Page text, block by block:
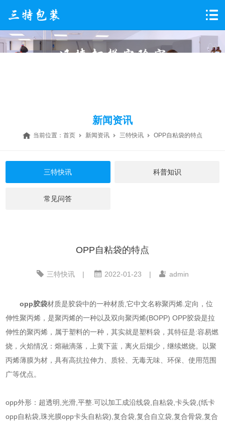
新闻资讯
当前位置： 首页 新闻资讯 三特快讯 OPP自粘袋的特点
三特快讯 科普知识
常见问答
OPP自粘袋的特点
三特快讯 | 2022-01-23 | admin
opp胶袋材质是胶袋中的一种材质,它中文名称聚丙烯.定向，位
伸性聚丙烯，是聚丙烯的一种以及双向聚丙烯(BOPP) OPP胶袋是拉
伸性的聚丙烯，属于塑料的一种，其实就是塑料袋，其特征是:容易燃
烧，火焰情况：熔融滴落，上黄下蓝，离火后烟少，继续燃烧。以聚
丙烯薄膜为材，具有高抗拉伸力、质轻、无毒无味、环保、使用范围
广等优点。
opp外形：超透明,光滑,平整.可以加工成沿线袋,自粘袋,卡头袋,(纸卡
opp自粘袋,珠光膜opp卡头自粘袋),复合袋,复合自立袋,复合骨袋,复合